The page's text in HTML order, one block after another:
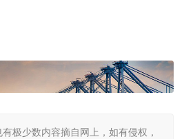
极少数内容摘自网上，如有侵权，